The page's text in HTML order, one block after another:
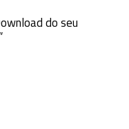
do seu